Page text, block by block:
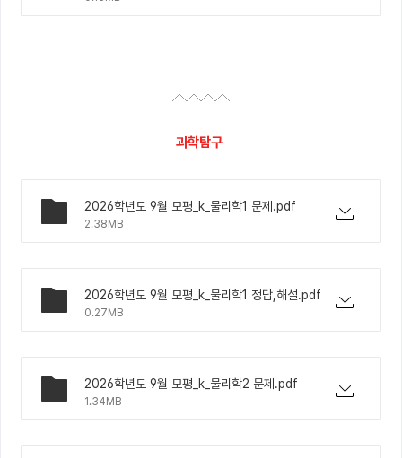
과학탐구
2026학년도 9월 모평_k_물리학1 문제.pdf
2.38MB
2026학년도 9월 모평_k_물리학1 정답,해설.pdf
0.27MB
2026학년도 9월 모평_k_물리학2 문제.pdf
1.34MB